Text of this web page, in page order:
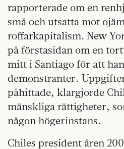
rapporterade om en
små och utsatta mot
roffarkapitalism. New
på förstasidan om en
mitt i Santiago för att
demonstranter.
påhittade, klargjorde
mänskliga rättigheter,
någon högerinstans.
Chiles president åren